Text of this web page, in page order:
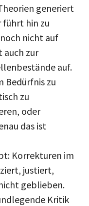
generiert
führt hin zu
nicht auf
auch zur
auf.
Bedürfnis zu
zu
oder
das ist
Korrekturen im
justiert,
geblieben.
Kritik